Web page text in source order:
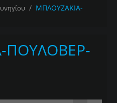
/ ΜΠΛΟΥΖΑΚΙΑ-
ΠΟΥΛΟΒΕΡ-